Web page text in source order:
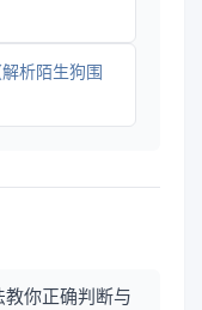
析陌生狗围
你正确判断与